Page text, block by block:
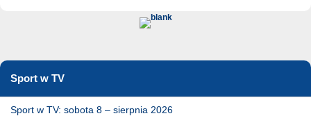
Sport w TV
Sport w TV: sobota 8 – sierpnia 2026